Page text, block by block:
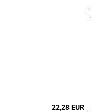
22,28 EUR